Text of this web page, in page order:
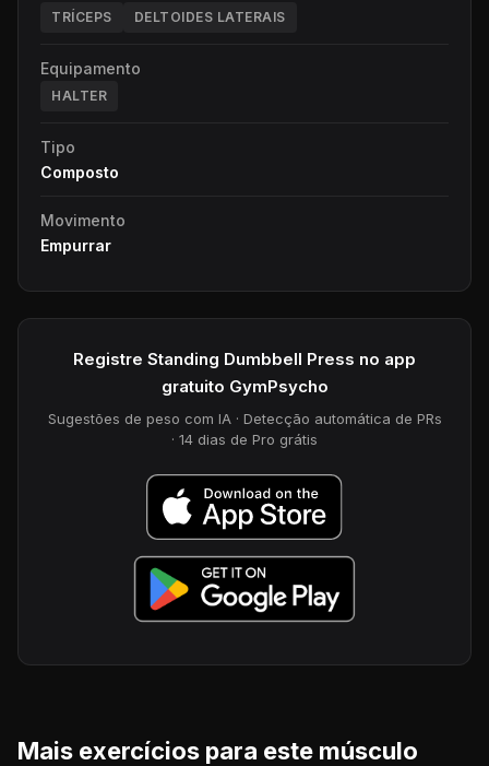
TRÍCEPS DELTOIDES LATERAIS
Equipamento
HALTER
Tipo
Composto
Movimento
Empurrar
Registre Standing Dumbbell Press no app
gratuito GymPsycho
Sugestões de peso com IA · Detecção automática de PRs
· 14 dias de Pro grátis
Mais exercícios para este músculo